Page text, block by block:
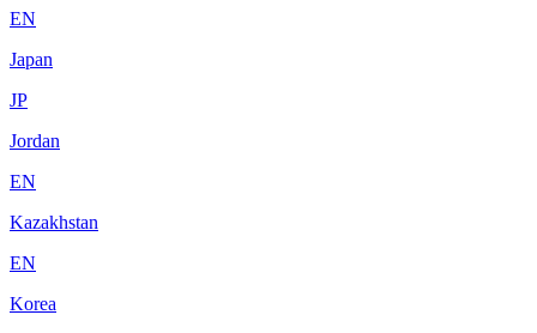
EN
Japan
JP
Jordan
EN
Kazakhstan
EN
Korea